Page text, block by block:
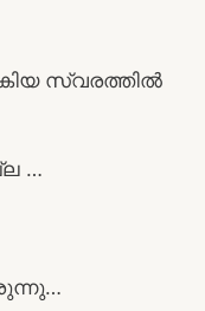
സ്വരത്തിൽ
…